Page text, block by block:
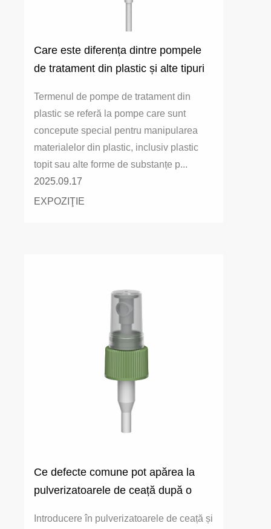
Care este diferența dintre pompele
de tratament din plastic și alte tipuri
hidraulice și pompele electrice)?
Termenul de pompe de tratament din
plastic se referă la pompe care sunt
concepute special pentru manipularea
materialelor din plastic, inclusiv plastic
topit sau alte forme de substanțe p...
2025.09.17
EXPOZIŢIE
Ce defecte comune pot apărea la
pulverizatoarele de ceață după o
Introducere în pulverizatoarele de ceață și